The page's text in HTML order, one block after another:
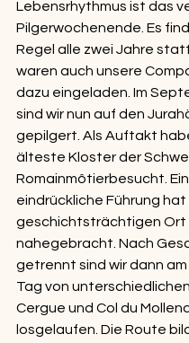
Lebensrhythmus ist das
Pilgerwochenende. Es
Regel alle zwei Jahre
waren auch unsere
dazu eingeladen. Im
sind wir nun auf den
gepilgert. Als Auftakt
älteste Kloster der
Romainmôtierbesucht.
eindrückliche Führung hat
geschichtsträchtigen Ort
nahegebracht. Nach
getrennt sind wir dann
Tag von
Cergue und Col du
losgelaufen. Die Route